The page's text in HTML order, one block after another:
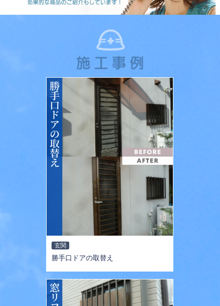
玄関
勝手口ドアの取替え